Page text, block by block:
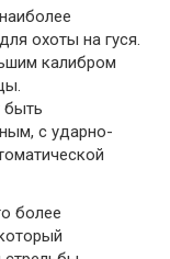
охоты на гуся.
калибром
быть
с ударно-
более